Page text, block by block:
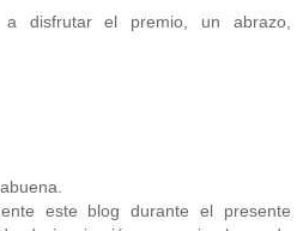
a disfrutar el premio, un abrazo,
este blog durante el presente